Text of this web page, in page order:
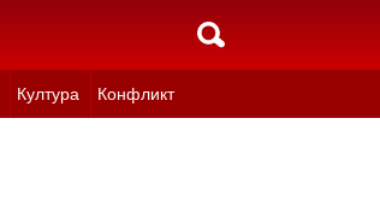
Култура Конфликт